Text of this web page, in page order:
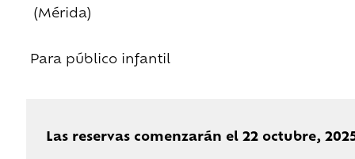
(Mérida)
Para público infantil
Las reservas comenzarán el 22 octubre,